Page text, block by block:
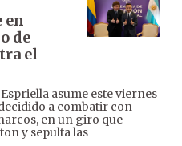
en
de
el
asume este viernes
a combatir con
en un giro que
y sepulta las